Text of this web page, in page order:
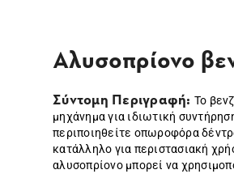
Αλυσοπρίονο
Σύντομη Περιγραφή: Το
μηχάνημα για ιδιωτική
περιποιηθείτε οπωροφόρα
κατάλληλο για περιστασιακή
αλυσοπρίονο μπορεί να